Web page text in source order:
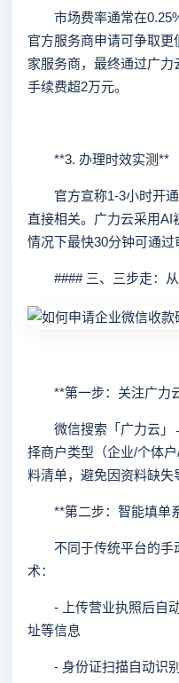
市场费率通常在
官方服务商申请可争取
家服务商，最终通过广力
手续费超2万元。
**3. 办理时效实测**
官方宣称1-3小时开通
直接相关。广力云采用
情况下最快30分钟可通过
#### 三、三步走：从
**第一步：关注广力
微信搜索「广力云」
择商户类型（企业/个体
料清单，避免因资料缺失
**第二步：智能填单
不同于传统平台的手
术：
- 上传营业执照后自动
址等信息
- 身份证扫描自动识别